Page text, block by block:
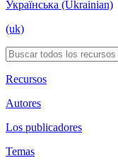
Українська (Ukrainian)
(uk)
Recursos
Autores
Los publicadores
Temas